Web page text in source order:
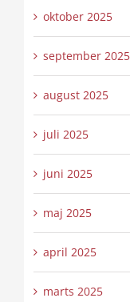
oktober 2025
september 2025
august 2025
juli 2025
juni 2025
maj 2025
april 2025
marts 2025